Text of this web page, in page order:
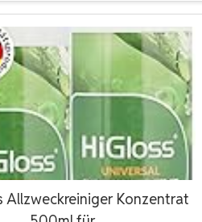
Allzweckreiniger Konzentrat